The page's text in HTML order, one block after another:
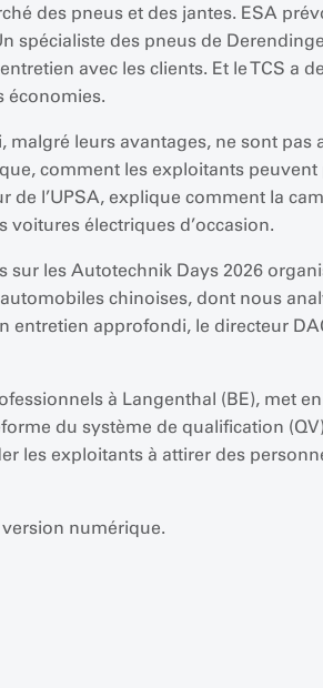
des pneus et des jantes. ESA
spécialiste des pneus de
avec les clients. Et le TCS a
économies.
leurs avantages, ne sont pas
comment les exploitants
l’UPSA, explique comment la
voitures électriques d’occasion.
les Autotechnik Days 2026
chinoises, dont nous
entretien approfondi, le directeur
à Langenthal (BE), met
du système de qualification
les exploitants à attirer des
version numérique.